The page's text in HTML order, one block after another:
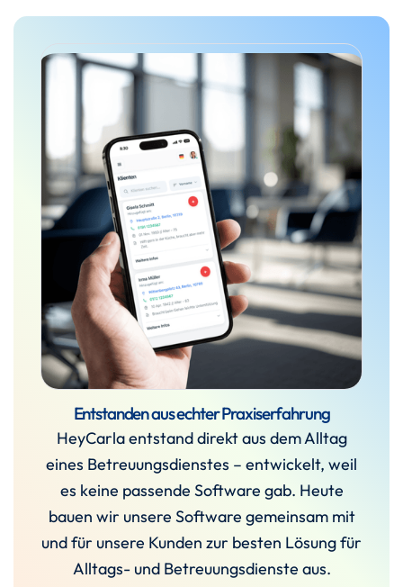
Entstanden aus echter Praxiserfahrung
HeyCarla entstand direkt aus dem Alltag
eines Betreuungsdienstes – entwickelt, weil
es keine passende Software gab. Heute
bauen wir unsere Software gemeinsam mit
und für unsere Kunden zur besten Lösung für
Alltags- und Betreuungsdienste aus.